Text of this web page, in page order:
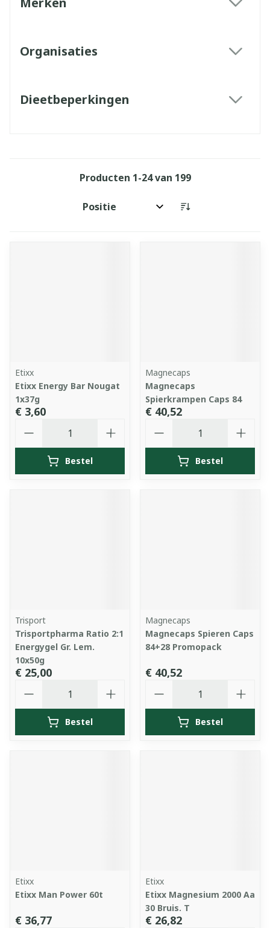
Organisaties
Dieetbeperkingen
Producten 1-24van 199
Sorteer op:
Etixx
Etixx Energy Bar Nougat
1x37g
€ 3,60
Bestel
Magnecaps
Magnecaps
Spierkrampen Caps 84
€ 40,52
Bestel
Trisport
Trisportpharma Ratio 2:1
Energygel Gr. Lem.
10x50g
€ 25,00
Bestel
Magnecaps
Magnecaps Spieren Caps
84+28 Promopack
€ 40,52
Bestel
Etixx
Etixx Man Power 60t
€ 36,77
Etixx
Etixx Magnesium 2000 Aa
30 Bruis. T
€ 26,82